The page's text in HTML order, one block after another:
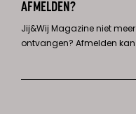
AFMELDEN?
Jij&Wij Magazine niet meer
ontvangen? Afmelden kan